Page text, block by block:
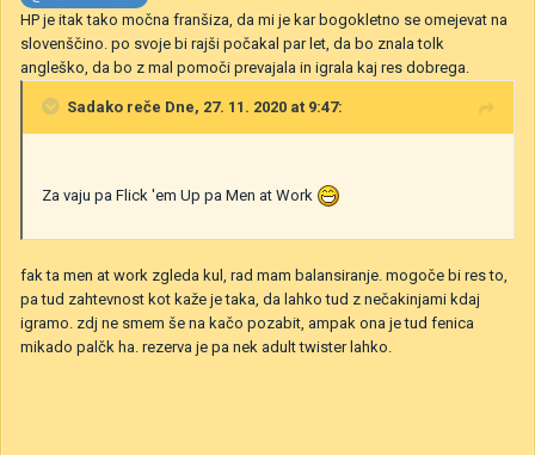
HP je itak tako močna franšiza, da mi je kar bogokletno se omejevat na
slovenščino. po svoje bi rajši počakal par let, da bo znala tolk
angleško, da bo z mal pomoči prevajala in igrala kaj res dobrega.
Sadako reče Dne, 27. 11. 2020 at 9:47:
Za vaju pa Flick 'em Up pa Men at Work
fak ta men at work zgleda kul, rad mam balansiranje. mogoče bi res to,
pa tud zahtevnost kot kaže je taka, da lahko tud z nečakinjami kdaj
igramo. zdj ne smem še na kačo pozabit, ampak ona je tud fenica
mikado palčk ha. rezerva je pa nek adult twister lahko.